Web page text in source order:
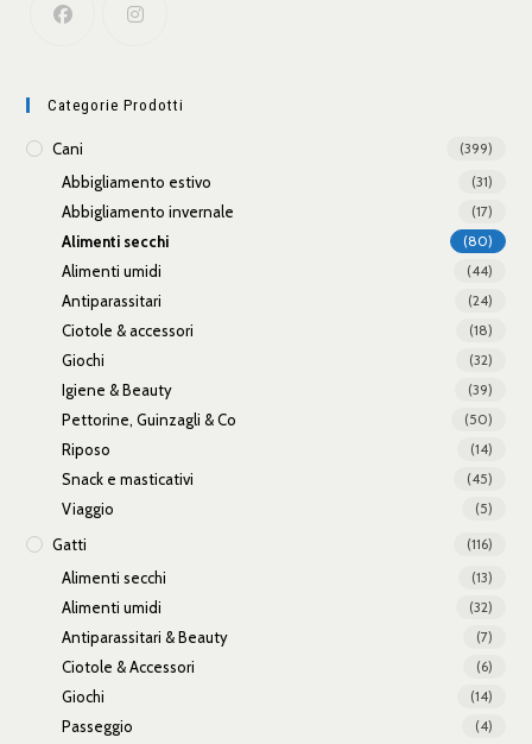
Categorie Prodotti
Cani (399)
Abbigliamento estivo (31)
Abbigliamento invernale (17)
Alimenti secchi (80)
Alimenti umidi (44)
Antiparassitari (24)
Ciotole & accessori (18)
Giochi (32)
Igiene & Beauty (39)
Pettorine, Guinzagli & Co (50)
Riposo (14)
Snack e masticativi (45)
Viaggio (5)
Gatti (116)
Alimenti secchi (13)
Alimenti umidi (32)
Antiparassitari & Beauty (7)
Ciotole & Accessori (6)
Giochi (14)
Passeggio (4)